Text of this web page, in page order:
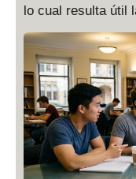
lo cual resulta útil